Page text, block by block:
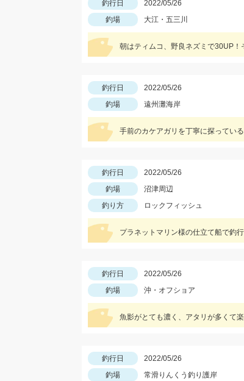
釣行日 2022/05/26
釣場
大江・五三川
朝はティムコ、野良ネズミで30UP！
釣行日 2022/05/26
釣場
遠州灘海岸
手前のカケアガリを丁寧に探ってい
釣行日 2022/05/26
釣場
沼津周辺
釣り方
ロックフィッシュ
釣行日 2022/05/26
釣場
沖・オフショア
魚影がとても濃く、アタリが多くて
釣行日 2022/05/26
釣場
常滑りんくう釣り護岸